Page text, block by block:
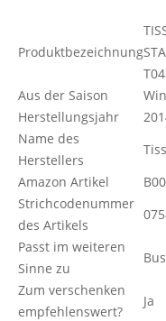
Produktbezeichnung
Aus der Saison
Herstellungsjahr
Name des
Herstellers
Amazon Artikel
Strichcodenummer
des Artikels
Passt im weiteren
Sinne zu
Zum verschenken
empfehlenswert?
Ja